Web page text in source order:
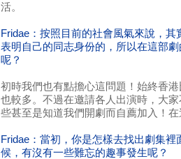
活。
Fridae：按照目前的社會風氣來說，
表明自己的同志身份的，所以在這部
呢？
初時我們也有點擔心這問題！始終香
也較多。不過在邀請各人出演時，大
些甚至是知道我們開劇而自薦加入！
Fridae：當初，你是怎樣去找出劇集
候，有沒有一些難忘的趣事發生呢？